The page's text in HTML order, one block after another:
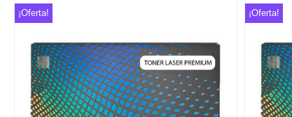
¡Oferta!
Añadir
a la
lista de
deseos
¡Oferta!